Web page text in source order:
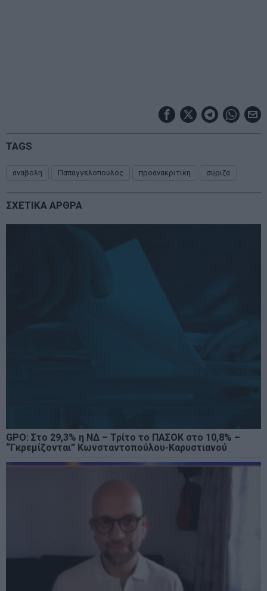
TAGS
αναβολη Παπαγγελοπουλος προανακριτικη συριζα
ΣΧΕΤΙΚΑ ΑΡΘΡΑ
GPO: Στο 29,3% η ΝΔ – Τρίτο το ΠΑΣΟΚ στο 10,8% –
“Γκρεμίζονται” Κωνσταντοπούλου-Καρυστιανού